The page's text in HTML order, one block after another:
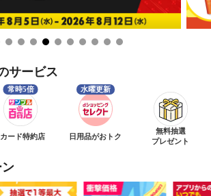
サービス
ード特約店 日用品がおトク
無料抽選
プレゼント